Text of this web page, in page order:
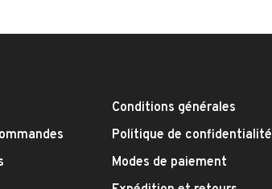
Conditions générales
Politique de confidentialité
Modes de paiement